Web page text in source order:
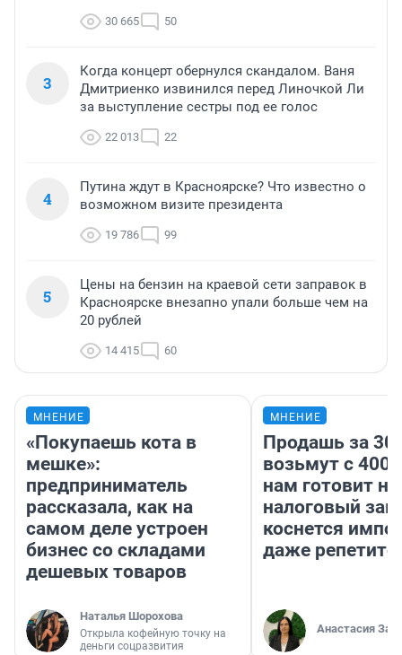
30 665 50
3
Когда концерт обернулся скандалом. Ваня
Дмитриенко извинился перед Линочкой Ли
за выступление сестры под ее голос
22 013 22
4
Путина ждут в Красноярске? Что известно о
возможном визите президента
19 786 99
5
Цены на бензин на краевой сети заправок в
Красноярске внезапно упали больше чем на
20 рублей
14 415 60
МНЕНИЕ
«Покупаешь кота в
мешке»:
предприниматель
рассказала, как на
самом деле устроен
бизнес со складами
дешевых товаров
Наталья Шорохова
Открыла кофейную точку на
деньги соцразвития
МНЕНИЕ
Продашь за
возьмут с
нам готовит
налоговый
коснется
даже
Анастасия